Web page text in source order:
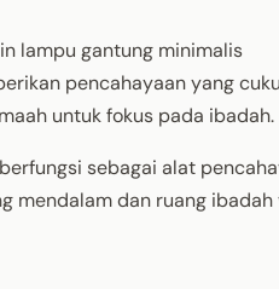
lampu gantung minimalis
pencahayaan yang
untuk fokus pada ibadah.
sebagai alat
mendalam dan ruang ibadah